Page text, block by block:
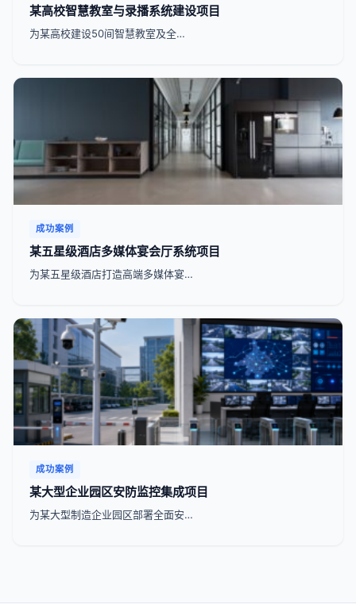
某高校智慧教室与录播系统建设项目
为某高校建设50间智慧教室及全…
成功案例
某五星级酒店多媒体宴会厅系统项目
为某五星级酒店打造高端多媒体宴…
成功案例
某大型企业园区安防监控集成项目
为某大型制造企业园区部署全面安…